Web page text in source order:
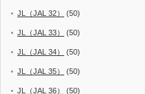
JL（JAL 32） (50)
JL（JAL 33） (50)
JL（JAL 34） (50)
JL（JAL 35） (50)
JL（JAL 36） (50)